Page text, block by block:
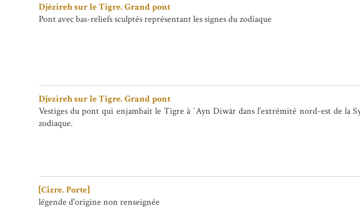
Djézireh sur le Tigre. Grand pont
Pont avec bas-reliefs sculptés représentant les signes du zodiaque
Djezireh sur le Tigre. Grand pont
Vestiges du pont qui enjambait le Tigre à ʿAyn Diwār dans l’extrémité nord-est de la
zodiaque.
[Cizre. Porte]
légende d'origine non renseignée